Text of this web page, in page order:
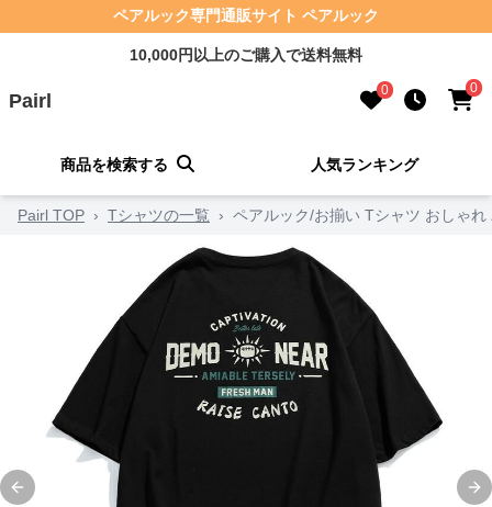
ペアルック専門通販サイト ペアルック
10,000円以上のご購入で送料無料
Pairl 0 0
商品を検索する 人気ランキング
Pairl TOP › Tシャツの一覧 › ペアルック/お揃い Tシャツ おしゃ
Previous slide